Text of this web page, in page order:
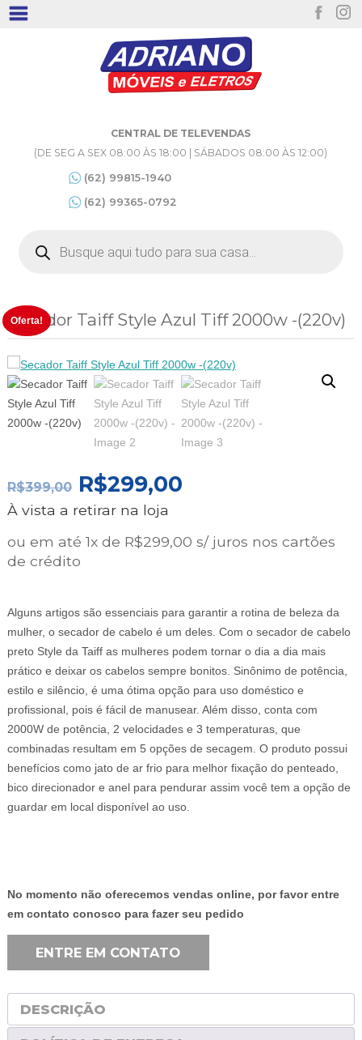
CENTRAL DE TELEVENDAS
(DE SEG A SEX 08:00 ÀS 18:00 | SÁBADOS 08:00 ÀS 12:00)
(62) 99815-1940
(62) 99365-0792
produtos
Secador Taiff Style Azul Tiff 2000w -(220v)
Oferta!
R$399,00 O
PREÇO
ORIGINAL
ERA:
R$399,00.
R$299,00O
É:
À vista a retirar na loja
ou em até 1x de R$299,00 s/ juros nos cartões
de crédito
Alguns artigos são essenciais para garantir a rotina de beleza da
mulher, o secador de cabelo é um deles. Com o secador de cabelo
preto Style da Taiff as mulheres podem tornar o dia a dia mais
prático e deixar os cabelos sempre bonitos. Sinônimo de potência,
estilo e silêncio, é uma ótima opção para uso doméstico e
profissional, pois é fácil de manusear. Além disso, conta com
2000W de potência, 2 velocidades e 3 temperaturas, que
combinadas resultam em 5 opções de secagem. O produto possui
benefícios como jato de ar frio para melhor fixação do penteado,
bico direcionador e anel para pendurar assim você tem a opção de
guardar em local disponível ao uso.
No momento não oferecemos vendas online, por favor entre
em contato conosco para fazer seu pedido
ENTRE EM CONTATO
DESCRIÇÃO